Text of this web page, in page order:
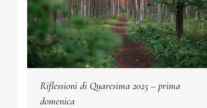
Riflessioni di Quaresima 2025 – prima
domenica